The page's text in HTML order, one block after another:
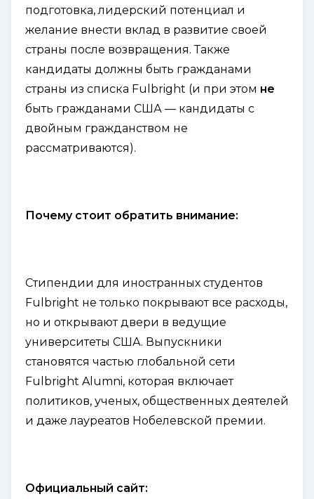
подготовка, лидерский потенциал и
желание внести вклад в развитие своей
страны после возвращения. Также
кандидаты должны быть гражданами
страны из списка Fulbright (и при этом не
быть гражданами США — кандидаты с
двойным гражданством не
рассматриваются).
Почему стоит обратить внимание:
Стипендии для иностранных студентов
Fulbright не только покрывают все расходы,
но и открывают двери в ведущие
университеты США. Выпускники
становятся частью глобальной сети
Fulbright Alumni, которая включает
политиков, ученых, общественных деятелей
и даже лауреатов Нобелевской премии.
Официальный сайт: